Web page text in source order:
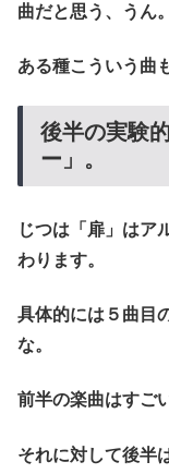
曲だと思う、うん。
ある種こういう曲
後半の実験
ー」。
じつは「扉」はア
わります。
具体的には５曲目
な。
前半の楽曲はすご
それに対して後半